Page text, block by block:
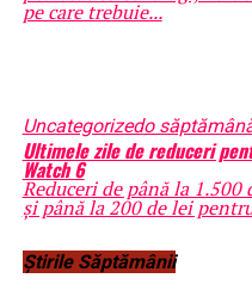
pe care trebuie...
Uncategorizedo
Ultimele zile de reduceri
Watch 6
Reduceri de până la
și până la 200 de lei
Știrile Săptămânii